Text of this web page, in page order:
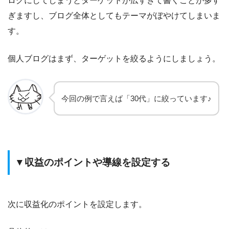
ぎますし、ブログ全体としてもテーマがぼやけてしまいま
す。
個人ブログはまず、ターゲットを絞るようにしましょう。
今回の例で言えば「30代」に絞っています♪
▼収益のポイントや導線を設定する
次に収益化のポイントを設定します。